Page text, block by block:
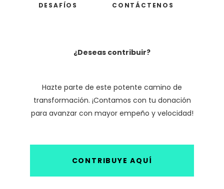
DESAFÍOS CONTÁCTENOS
¿Deseas contribuir?
Hazte parte de este potente camino de
transformación. ¡Contamos con tu donación
para avanzar con mayor empeño y velocidad!
CONTRIBUYE AQUÍ